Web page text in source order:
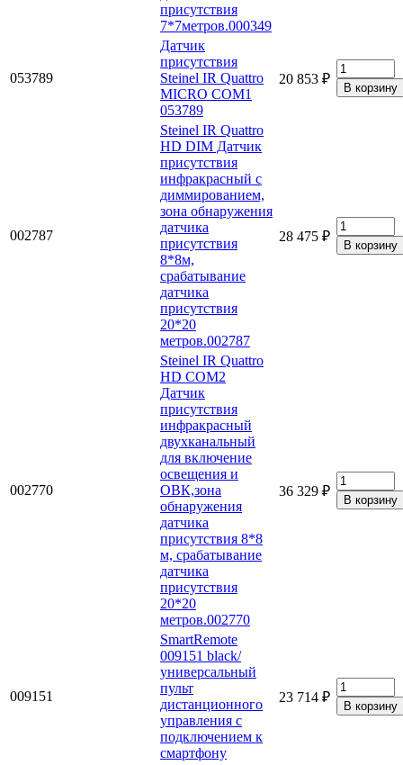
присутствия
7*7метров.000349
053789
Датчик
присутствия
Steinel IR Quattro
MICRO COM1
053789
20 853 ₽
002787
Steinel IR Quattro
HD DIM Датчик
присутствия
инфракрасный с
диммированием,
зона обнаружения
датчика
присутствия
8*8м,
срабатывание
датчика
присутствия
20*20
метров.002787
28 475 ₽
002770
Steinel IR Quattro
HD COM2
Датчик
присутствия
инфракрасный
двухканальный
для включение
освещения и
ОВК,зона
обнаружения
датчика
присутствия 8*8
м, срабатывание
датчика
присутствия
20*20
метров.002770
36 329 ₽
009151
SmartRemote
009151 black/
универсальный
пульт
дистанционного
управления с
подключением к
смартфону
23 714 ₽